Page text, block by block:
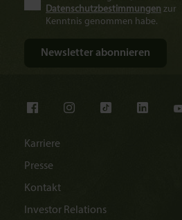
Karriere
Presse
Kontakt
Investor Relations
Datenschutzbestimmungen zur
Kenntnis genommen habe.